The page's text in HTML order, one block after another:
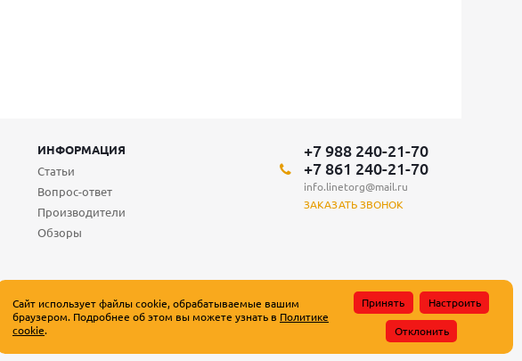
ИНФОРМАЦИЯ
Статьи
Вопрос-ответ
Производители
Обзоры
+7 988 240-21-70
+7 861 240-21-70
info.linetorg@mail.ru
ЗАКАЗАТЬ ЗВОНОК
положениями Статьи 437 Гражданского кодекса Российской Федерации.
Сайт использует файлы cookie, обрабатываемые вашим
браузером. Подробнее об этом вы можете узнать в Политике
cookie.
Принять
Настроить
Отклонить